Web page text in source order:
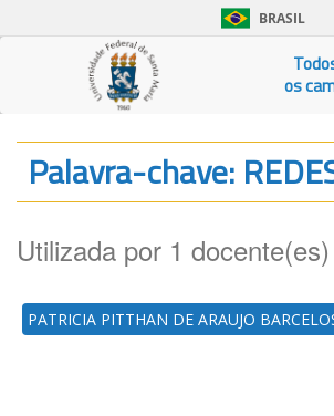
BRASIL
os
Palavra-chave:
Utilizada por 1
PATRICIA PITTHAN DE ARAUJO